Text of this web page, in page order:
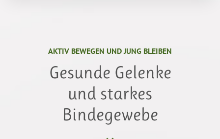
AKTIV BEWEGEN UND JUNG BLEIBEN
Gesunde Gelenke
und starkes
Bindegewebe